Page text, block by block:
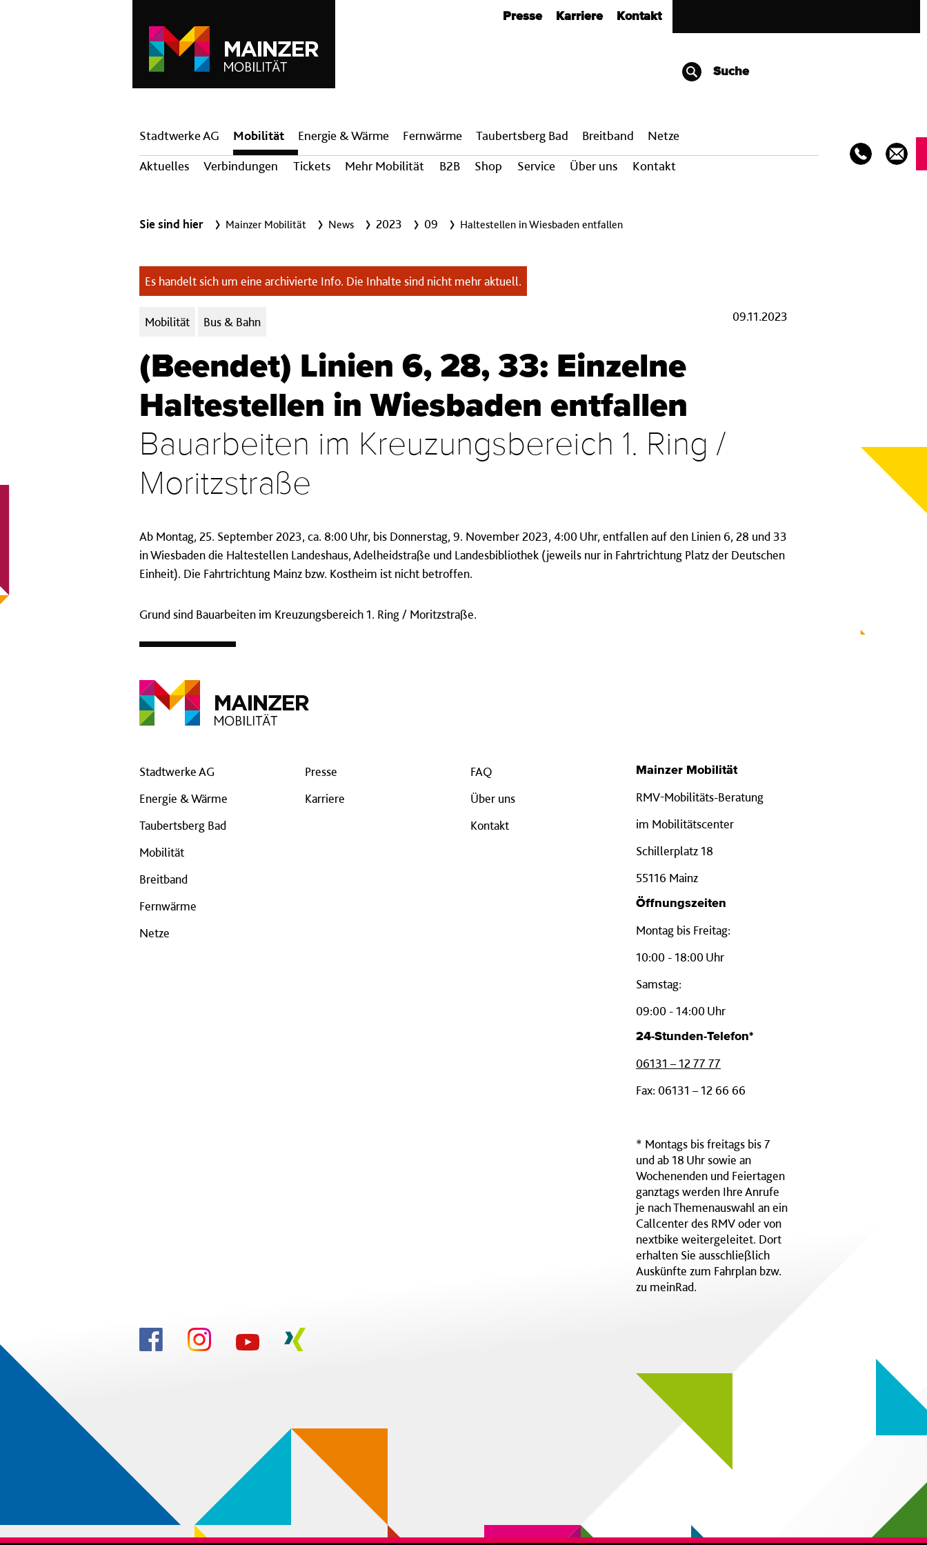
Presse Karriere Kontakt
Suche
Hauptnavigation
Stadtwerke AG
Mobilität
Aktuelles
Verbindungen Tickets Mehr Mobilität B2B Shop Service Über uns Kontakt
Energie & Wärme Fern­wärme Taubertsberg Bad Breit­band Netze
Sie sind hier Mainzer Mobilität News 2023 09 Haltestellen in Wiesbaden entfallen
Es handelt sich um eine archivierte Info. Die Inhalte sind nicht mehr aktuell.
Kategorien:
Mobilität Bus & Bahn 09.11.2023
(Beendet) Linien 6, 28, 33: Einzelne
Haltestellen in Wiesbaden entfallen
Bauarbeiten im Kreuzungsbereich 1. Ring /
Moritzstraße
Ab Montag, 25. September 2023, ca. 8:00 Uhr, bis Donnerstag, 9. November 2023, 4:00 Uhr, entfallen auf den Linien 6, 28 und 33
in Wiesbaden die Haltestellen Landeshaus, Adelheidstraße und Landesbibliothek (jeweils nur in Fahrtrichtung Platz der Deutschen
Einheit). Die Fahrtrichtung Mainz bzw. Kostheim ist nicht betroffen.
Grund sind Bauarbeiten im Kreuzungsbereich 1. Ring / Moritzstraße.
Stadtwerke AG
Energie & Wärme
Taubertsberg Bad
Mobilität
Breitband
Fernwärme
Netze
Presse
Karriere
FAQ
Über uns
Kontakt
Mainzer Mobilität
RMV-Mobilitäts-Beratung
im Mobilitätscenter
Schillerplatz 18
55116 Mainz
Öffnungszeiten
Montag bis Freitag:
10:00 - 18:00 Uhr
Samstag:
09:00 - 14:00 Uhr
24-Stunden-Telefon*
06131 – 12 77 77
Fax: 06131 – 12 66 66
* Montags bis freitags bis 7
und ab 18 Uhr sowie an
Wochenenden und Feiertagen
ganztags werden Ihre Anrufe
je nach Themenauswahl an ein
Callcenter des RMV oder von
nextbike weitergeleitet. Dort
erhalten Sie ausschließlich
Auskünfte zum Fahrplan bzw.
zu meinRad.